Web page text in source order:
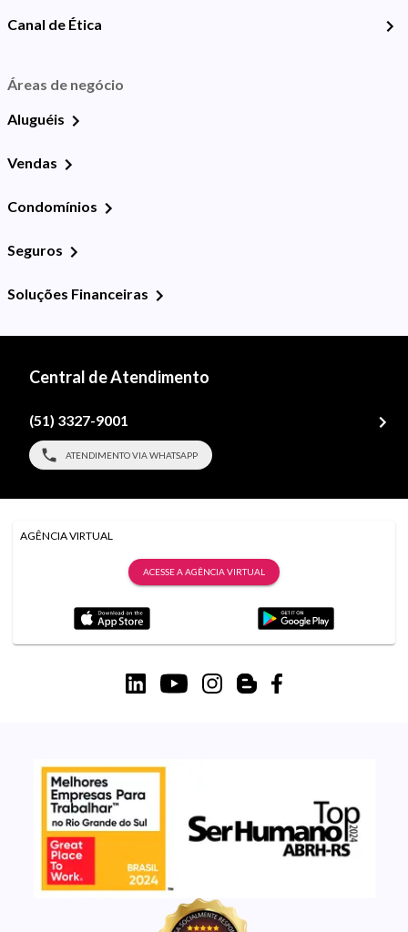
Canal de Ética
Áreas de negócio
Aluguéis
Vendas
Condomínios
Seguros
Soluções Financeiras
Central de Atendimento
(51) 3327-9001
ATENDIMENTO VIA WHATSAPP
AGÊNCIA VIRTUAL
ACESSE A AGÊNCIA VIRTUAL